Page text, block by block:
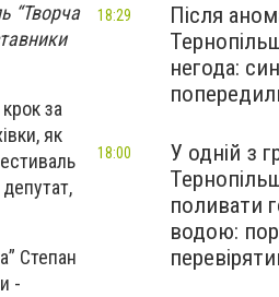
“Творча
за
як
Степан
-
Після
негода:
18:29
У одній з
поливати
водою:
18:00